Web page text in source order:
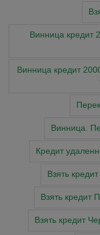
Винница кредит
Винница кредит
Винница.
Кредит
Взять
Взять кредит
Взять кредит